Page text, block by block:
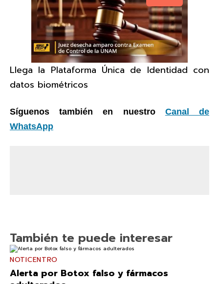
Llega la Plataforma Única de Identidad con
datos biométricos
Síguenos también en nuestro Canal de
WhatsApp
También te puede interesar
NOTICENTRO
Alerta por Botox falso y fármacos